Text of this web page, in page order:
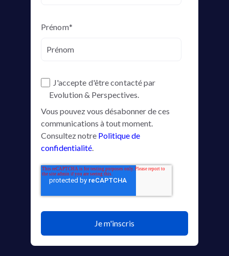
Prénom*
J'accepte d'être contacté par
Evolution & Perspectives.
Vous pouvez vous désabonner de ces
communications à tout moment.
Consultez notre Politique de
confidentialité.